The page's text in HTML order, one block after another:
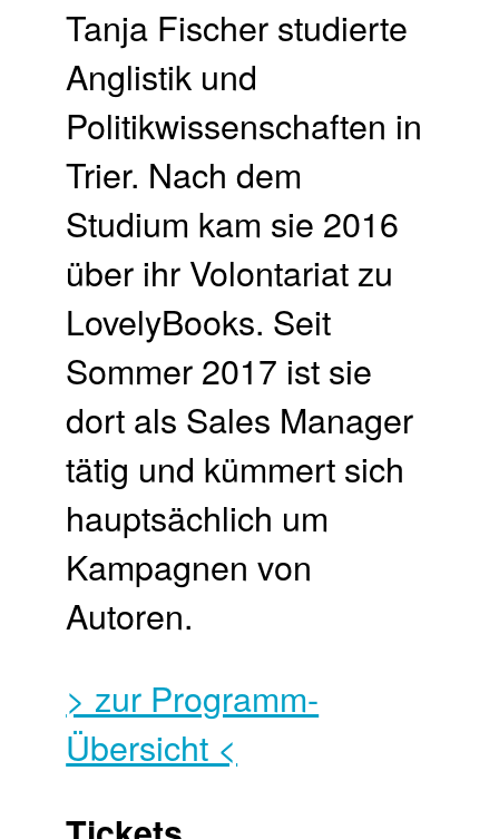
Tanja Fischer studierte
Anglistik und
Politikwissenschaften in
Trier. Nach dem
Studium kam sie 2016
über ihr Volontariat zu
LovelyBooks. Seit
Sommer 2017 ist sie
dort als Sales Manager
tätig und kümmert sich
hauptsächlich um
Kampagnen von
Autoren.
> zur Programm-
Übersicht <